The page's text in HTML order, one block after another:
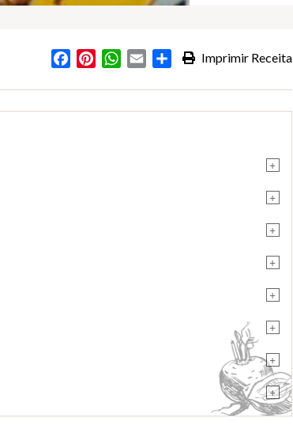
Imprimir Receita
FacebookPinterestWhatsApp
Email Partilhar
+
+
+
+
+
+
+
+